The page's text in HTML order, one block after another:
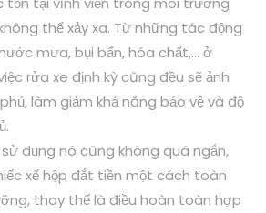
thể xảy xa. Từ những tác động
mưa, bụi bẩn, hóa chất,… ở
rửa xe định kỳ cũng đều sẽ ảnh
làm giảm khả năng bảo vệ và độ
dụng nó cũng không quá ngắn,
xế hộp đắt tiền một cách toàn
thay thế là điều hoàn toàn hợp